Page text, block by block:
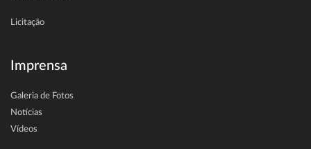
Licitação
Imprensa
Galeria de Fotos
Notícias
Vídeos